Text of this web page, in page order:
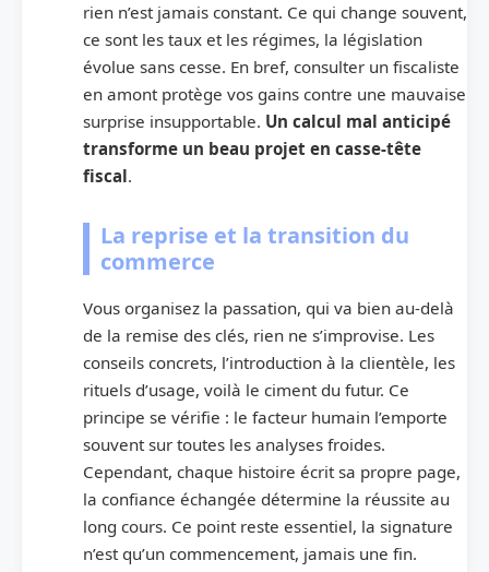
rien n’est jamais constant. Ce qui change souvent,
ce sont les taux et les régimes, la législation
évolue sans cesse. En bref, consulter un fiscaliste
en amont protège vos gains contre une mauvaise
surprise insupportable. Un calcul mal anticipé
transforme un beau projet en casse-tête
fiscal.
La reprise et la transition du
commerce
Vous organisez la passation, qui va bien au-delà
de la remise des clés, rien ne s’improvise. Les
conseils concrets, l’introduction à la clientèle, les
rituels d’usage, voilà le ciment du futur. Ce
principe se vérifie : le facteur humain l’emporte
souvent sur toutes les analyses froides.
Cependant, chaque histoire écrit sa propre page,
la confiance échangée détermine la réussite au
long cours. Ce point reste essentiel, la signature
n’est qu’un commencement, jamais une fin.